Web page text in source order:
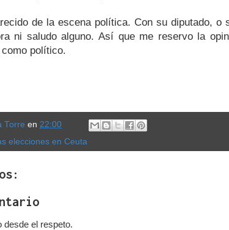
de la escena política. Con su diputado, o
ni saludo alguno. Así que me reservo la
político.
Torre en 22:00
elecciones en Ceuta
el respeto.